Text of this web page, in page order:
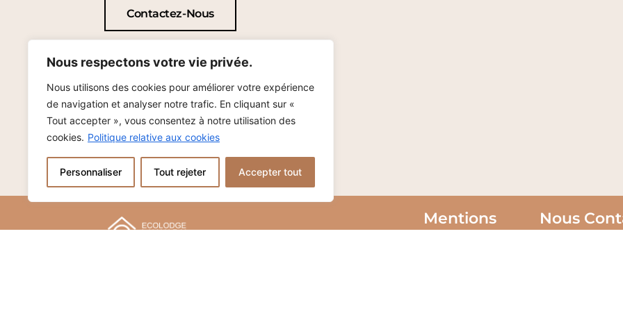
Nous respectons votre vie privée.
Nous utilisons des cookies pour améliorer votre expérience
de navigation et analyser notre trafic. En cliquant sur «
Tout accepter », vous consentez à notre utilisation des
cookies. Politique relative aux cookies
Personnaliser Tout rejeter Accepter tout
Contactez-Nous
Mentions Nous